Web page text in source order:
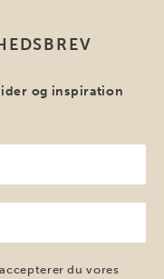
og inspiration
du vores